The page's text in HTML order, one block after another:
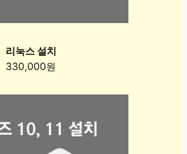
리눅스 설치
330,000원